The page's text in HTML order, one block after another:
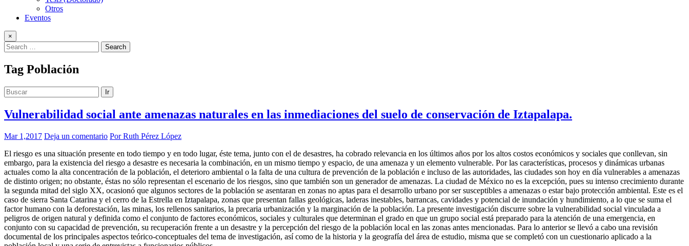
Otros
Eventos
×
Tag Población
Ir
Vulnerabilidad social ante amenazas naturales en las inmediaciones del suelo de conservación de Iztapalapa.
Mar 1,2017 Deja un comentario Por Ruth Pérez López
El riesgo es una situación presente en todo tiempo y en todo lugar, éste tema, junto con el de desastres, ha cobrado relevancia en los últimos años por los altos costos económicos y sociales que conllevan, sin
embargo, para la existencia del riesgo a desastre es necesaria la combinación, en un mismo tiempo y espacio, de una amenaza y un elemento vulnerable. Por las características, procesos y dinámicas urbanas
actuales como la alta concentración de la población, el deterioro ambiental o la falta de una cultura de prevención de la población e incluso de las autoridades, las ciudades son hoy en día vulnerables a amenazas
de distinto origen; no obstante, éstas no sólo representan el escenario de los riesgos, sino que también son un generador de amenazas. La ciudad de México no es la excepción, pues su intenso crecimiento durante
la segunda mitad del siglo XX, ocasionó que algunos sectores de la población se asentaran en zonas no aptas para el desarrollo urbano por ser susceptibles a amenazas o estar bajo protección ambiental. Este es el
caso de sierra Santa Catarina y el cerro de la Estrella en Iztapalapa, zonas que presentan fallas geológicas, laderas inestables, barrancas, cavidades y potencial de inundación y hundimiento, a lo que se suma el
factor humano con la deforestación, las minas, los rellenos sanitarios, la precaria urbanización y la marginación de la población. La presente investigación discurre sobre la vulnerabilidad social vinculada a
peligros de origen natural y definida como el conjunto de factores económicos, sociales y culturales que determinan el grado en que un grupo social está preparado para la atención de una emergencia, en
conjunto con su capacidad de prevención, su recuperación frente a un desastre y la percepción del riesgo de la población local en las zonas antes mencionadas. Para lo anterior se llevó a cabo una revisión
documental de los principales aspectos teórico-conceptuales del tema de investigación, así como de la historia y la geografía del área de estudio, misma que se completó con un cuestionario aplicado a la